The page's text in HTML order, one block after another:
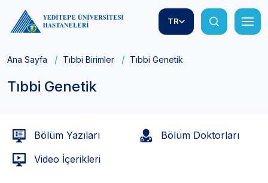
TR
Ana Sayfa Tıbbi Birimler Tıbbi Genetik
Tıbbi Genetik
Bölüm Yazıları
Bölüm Doktorları
Video İçerikleri